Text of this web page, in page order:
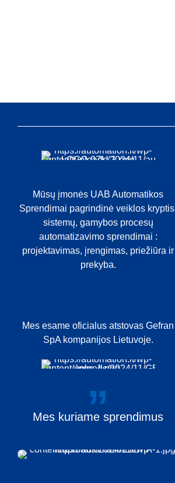
Mūsų įmonės UAB Automatikos
Sprendimai pagrindinė veiklos kryptis
sistemų, gamybos procesų
automatizavimo sprendimai :
projektavimas, įrengimas, priežiūra ir
prekyba.
Mes esame oficialus atstovas Gefran
SpA kompanijos Lietuvoje.
Mes kuriame sprendimus